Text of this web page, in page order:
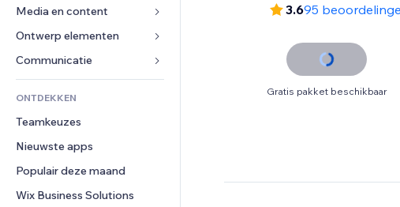
Social media
SEO
Betrokkenheid
Websitevermeldingen
E-mail
Conversie
Verkoopknoppen
Online cursussen
Print on demand
Boekhouding
Coupons en loyaliteit
Opslagoplossingen
Dropshipping
Prijzen en abonnementen
Crowdfunding
Hotels
Evenementen
Restaurants
Vastgoed
Boekingen
Media en content
Galerij
Muziek
Podcasts
Fotografie
Video
PDF
Bestanden delen
Nieuws
Ontwerp elementen
Kaarten en navigatie
Privacy en beveiliging
Ontime
Pagina templates
Afbeeldingseffecten
Knoppen en menu's
Banners en badges
Formulieren
Enquêtes
Chat
Opmerkingen
Telefoonnummer
ONTDEKKEN
Teamkeuzes
Nieuwste apps
Populair deze maand
Wix Business Solutions
3.695
Gratis pakket beschikbaar